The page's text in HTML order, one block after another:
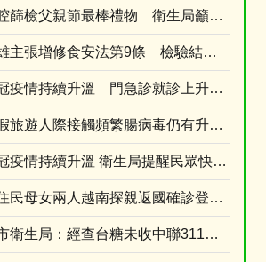
口腔篩檢父親節最棒禮物 衛生局籲家長戒檳做榜樣、青少年勇拒第一口檳榔
高雄主張增修食安法第9條 檢驗結果與粗油流向應申報 強化風險預警
新冠疫情持續升溫 門急診就診上升逾8成 新冠疫苗庫存僅1萬餘劑 近一周接種量是前一週的....
暑假旅遊人際接觸頻繁腸病毒仍有升溫風險 衛生局提醒勤洗手有症狀快就醫
新冠疫情持續升溫 衛生局提醒民眾快篩就醫別吃剩藥 以免延誤黃金治療期
新住民母女兩人越南探親返國確診登革熱 就診未告知旅遊史衛生局依法裁罰
高市衛生局：經查台糖未收中聯311油槽不合格半成品原料油 台糖涉及中聯油品7/9早已預防性下....